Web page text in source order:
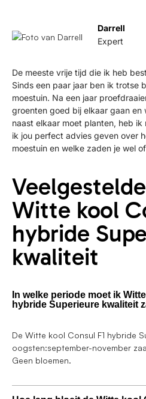
Darrell
Expert
De meeste vrije tijd die ik heb
Sinds een paar jaar ben ik trotse
moestuin. Na een jaar
groenten goed bij elkaar gaan en
naast elkaar moet planten, heb
ik jou perfect advies geven over
moestuin en welke zaden je wel
Witte kool
hybride
kwaliteit
In welke periode moet ik
hybride Superieure kwaliteit
De Witte kool Consul F1 hybride
oogsten:september-november
Geen bloemen.